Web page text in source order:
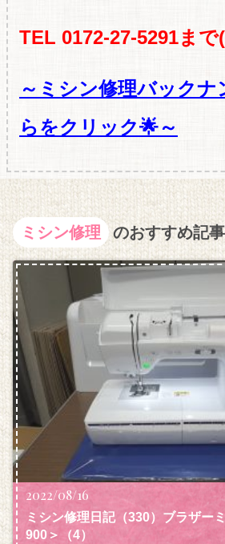
TEL 0172-27-5291まで
～ミシン修理バックナ
らをクリック🌟～
ミシン修理 のおすすめ記事
2022/08/16
ミシン修理日記（330）ブラザー
900＞（4）